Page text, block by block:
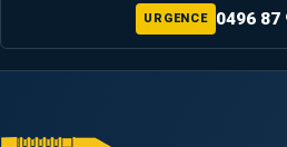
URGENCE 0496 87